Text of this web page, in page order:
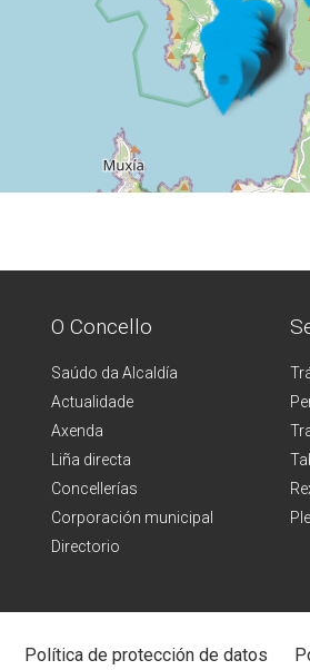
O Concello
Saúdo da Alcaldía
Actualidade
Axenda
Liña directa
Concellerías
Corporación municipal
Directorio
Política de protección de datos